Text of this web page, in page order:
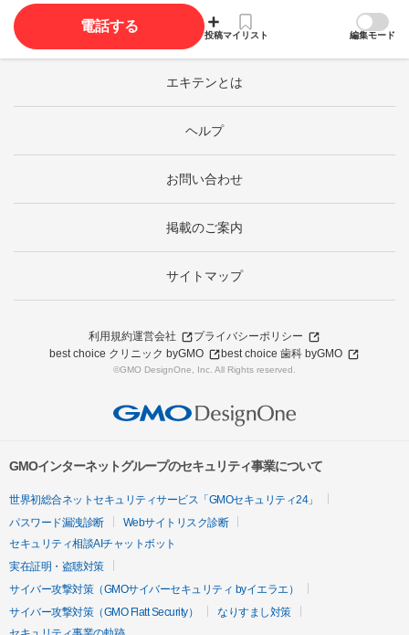
電話する
投稿マイリスト 編集モード
エキテンとは
ヘルプ
お問い合わせ
掲載のご案内
サイトマップ
利用規約運営会社
プライバシーポリシー
best choice クリニック byGMO
best choice 歯科 byGMO
©GMO DesignOne, Inc. All Rights reserved.
GMOインターネットグループのセキュリティ事業について
世界初総合ネットセキュリティサービス「GMOセキュリティ24」
パスワード漏洩診断
Webサイトリスク診断
セキュリティ相談AIチャットボット
実在証明・盗聴対策
サイバー攻撃対策（GMOサイバーセキュリティ byイエラエ）
サイバー攻撃対策（GMO Flatt Security）
なりすまし対策